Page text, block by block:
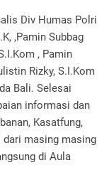
Div Humas Polri
,Pamin Subbag
, Pamin
Rizky, S.I.Kom
Bali. Selesai
informasi dan
Kasatfung,
dari masing masing
di Aula